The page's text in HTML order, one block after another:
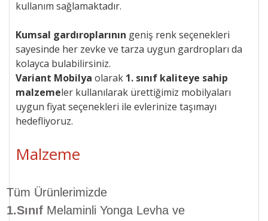
kullanım sağlamaktadır.
Kumsal gardıroplarının geniş renk seçenekleri
sayesinde her zevke ve tarza uygun gardropları da
kolayca bulabilirsiniz.
Variant Mobilya olarak 1. sınıf kaliteye sahip
malzemeler kullanılarak ürettiğimiz mobilyaları
uygun fiyat seçenekleri ile evlerinize taşımayı
hedefliyoruz.
Malzeme
Tüm Ürünlerimizde
1.Sınıf Melaminli Yonga Levha ve